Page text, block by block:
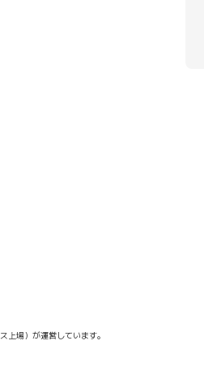
場）が運営しています。